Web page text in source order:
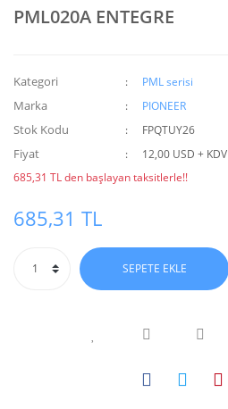
PML020A ENTEGRE
Kategori PML serisi
Marka PIONEER
Stok Kodu FPQTUY26
Fiyat
12,00 USD + KDV
685,31 TL den başlayan taksitlerle!!
685,31 TL
SEPETE EKLE